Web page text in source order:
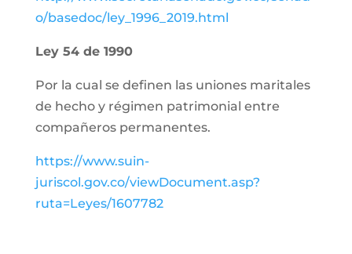
o/basedoc/ley_1996_2019.html
Ley 54 de 1990
Por la cual se definen las uniones maritales
de hecho y régimen patrimonial entre
compañeros permanentes.
https://www.suin-
juriscol.gov.co/viewDocument.asp?
ruta=Leyes/1607782